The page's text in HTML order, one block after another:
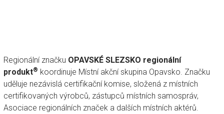
Regionální značku OPAVSKÉ SLEZSKO regionální
produkt® koordinuje Místní akční skupina Opavsko. Značku
uděluje nezávislá certifikační komise, složená z místních
certifikovaných výrobců, zástupců místních samospráv,
Asociace regionálních značek a dalších místních aktérů.